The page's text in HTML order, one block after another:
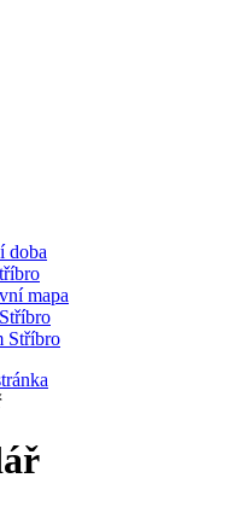
doba
mapa
Stříbro